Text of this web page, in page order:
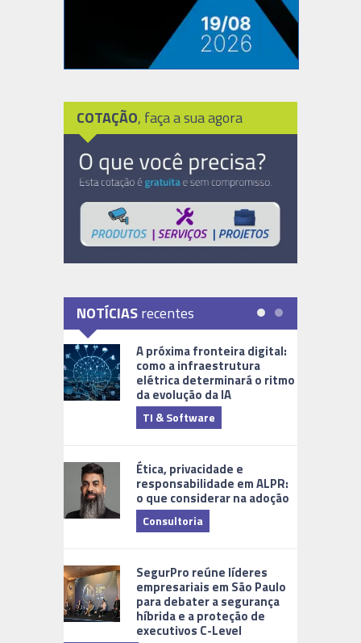
COTAÇÃO, faça a sua agora
NOTÍCIASrecentes
A próxima fronteira digital:
como a infraestrutura
elétrica determinará o ritmo
da evolução da IA
TI & Software
Ética, privacidade e
responsabilidade em ALPR:
o que considerar na adoção
Consultoria
SegurPro reúne líderes
empresariais em São Paulo
para debater a segurança
híbrida e a proteção de
executivos C-Level